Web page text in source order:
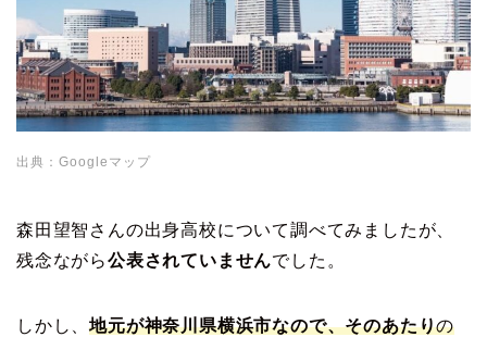
出典：Googleマップ
森田望智さんの出身高校について調べてみましたが、
残念ながら公表されていませんでした。
しかし、地元が神奈川県横浜市なので、そのあたりの